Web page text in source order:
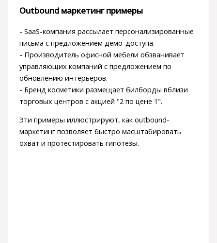
Outbound маркетинг примеры
- SaaS-компания рассылает персонализированные
письма с предложением демо-доступа.
- Производитель офисной мебели обзванивает
управляющих компаний с предложением по
обновлению интерьеров.
- Бренд косметики размещает билборды вблизи
торговых центров с акцией "2 по цене 1".
Эти примеры иллюстрируют, как outbound-
маркетинг позволяет быстро масштабировать
охват и протестировать гипотезы.